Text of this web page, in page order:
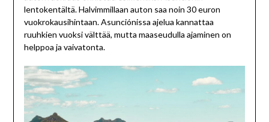
lentokentältä. Halvimmillaan auton saa noin 30 euron
vuokrokausihintaan. Asunciónissa ajelua kannattaa
ruuhkien vuoksi välttää, mutta maaseudulla ajaminen on
helppoa ja vaivatonta.